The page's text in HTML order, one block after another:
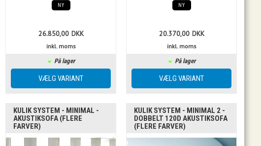
NY
26.850,00 DKK
inkl. moms
På lager
NY
20.370,00 DKK
inkl. moms
På lager
KULIK SYSTEM - MINIMAL -
AKUSTIKSOFA (FLERE
FARVER)
KULIK SYSTEM - MINIMAL 2 -
DOBBELT 120D AKUSTIKSOFA
(FLERE FARVER)